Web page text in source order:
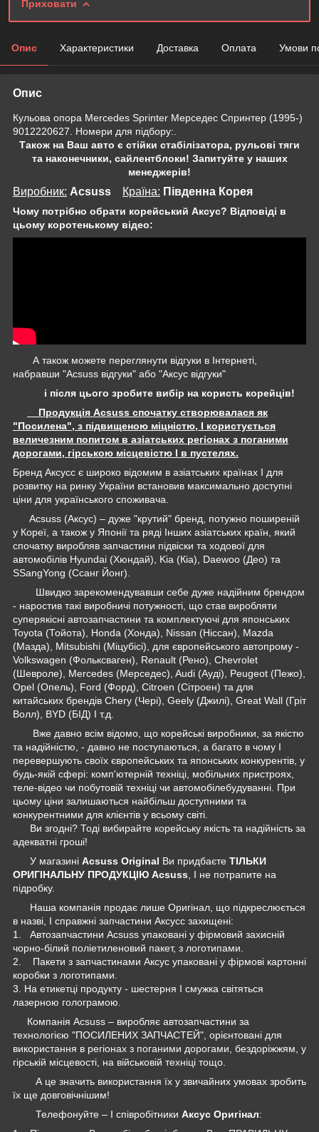
Приховати
Опис Характеристики Доставка Оплата Умови
Опис
Кульова опора Mercedes Sprinter Мерседес Спринтер (1995-)
9012220627. Номери для підбору:.
Також на Ваш авто є стійки стабілізатора, рульові тяги
та наконечники, сайлентблоки! Запитуйте у наших
менеджерів!
Виробник: Acsuss Крaїна: Південна Корея
Чому потрібно обрати корейський Аксус? Відповіді в
цьому коротенькому відео:
А також можете переглянути відгуки в Інтернеті,
набравши "Acsuss відгуки" або "Аксус відгуки"
і після цього зробите вибір на користь корейців!
Продукція Acsuss спочатку створювалася як
"Посилена", з підвищеною міцністю, І користується
величезним попитом в азіатських регіонах з поганими
дорогами, гірською місцевістю І в пустелях.
Бренд Аксусс є широко відомим в азіатських країнах І для
розвитку на ринку України встановив максимально доступні
ціни для українського споживача.
Acsuss (Аксус) – дуже "крутий" бренд, потужно поширеній
у Кореї, а також у Японії та ряді Інших азіатських країн, який
спочатку виробляв запчастини підвіски та ходової для
автомобілів Hyundai (Хюндай), Kia (Кіа), Daewoo (Део) та
SSangYong (Ссанг Йонг).
Швидко зарекомендувавши себе дуже надійним брендом
- наростив такі виробничі потужності, що став виробляти
суперякісні автозапчастини та комплектуючі для японських
Toyota (Тойота), Honda (Хонда), Nissan (Ніссан), Mazda
(Мазда), Mitsubishi (Міцубісі), для європейського автопрому -
Volkswagen (Фольксваген), Renault (Рено), Chevrolet
(Шевроле), Mercedes (Мерседес), Audi (Ауді), Peugeot (Пежо),
Opel (Опель), Ford (Форд), Citroen (Сітроен) та для
китайських брендів Chery (Чері), Geely (Джилі), Great Wall (Гріт
Волл), BYD (БІД) І т.д.
Вже давно всім відомо, що корейські виробники, за якістю
та надійністю, - давно не поступаються, а багато в чому І
перевершують своїх європейських та японських конкурентів, у
будь-якій сфері: комп'ютерній техніці, мобільних пристроях,
теле-відео чи побутовій техніці чи автомобілебудуванні. При
цьому ціни залишаються найбільш доступними та
конкурентними для клієнтів у всьому світі.
Ви згодні? Тоді вибирайте корейську якість та надійність за
адекватні гроші!
У магазині Acsuss Original Ви придбаєте ТІЛЬКИ
ОРИГІНАЛЬНУ ПРОДУКЦІЮ Acsuss , І не потрапите на
підробку.
Наша компанія продає лише Оригінал, що підкреслюється
в назві, І справжні запчастини Аксусс захищені:
1. Автозапчастини Acsuss упаковані у фірмовий захисній
чорно-білий поліетиленовий пакет, з логотипами.
2. Пакети з запчастинами Аксус упаковані у фірмові картонні
коробки з логотипами.
3. На етикетці продукту - шестерня І смужка світяться
лазерною голограмою.
Компанія Acsuss – виробляє автозапчастини за
технологією "ПОСИЛЕНИХ ЗАПЧАСТЕЙ", орієнтовані для
використання в регіонах з поганими дорогами, бездоріжжям, у
гірській місцевості, на військовій техніці тощо.
А це значить використання їх у звичайних умовах зробить
їх ще довговічнішим!
Телефонуйте – І співробітники Аксус Оригінал: